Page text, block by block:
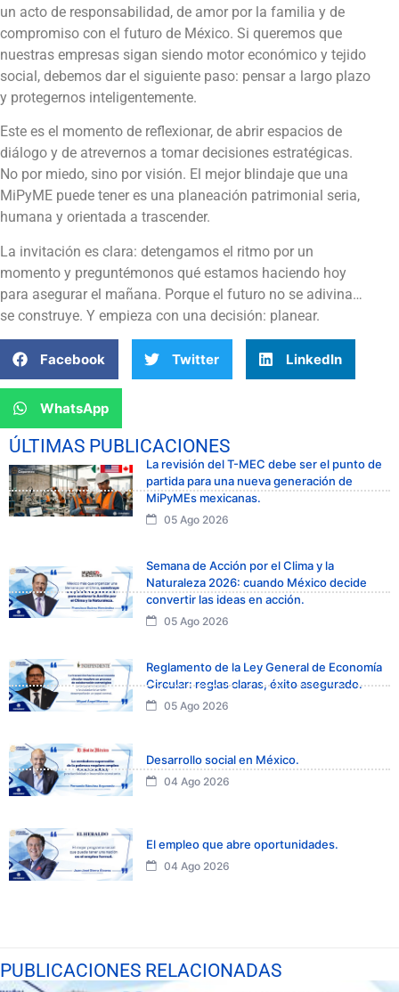
un acto de responsabilidad, de amor por la familia y de
compromiso con el futuro de México. Si queremos que
nuestras empresas sigan siendo motor económico y tejido
social, debemos dar el siguiente paso: pensar a largo plazo
y protegernos inteligentemente.
Este es el momento de reflexionar, de abrir espacios de
diálogo y de atrevernos a tomar decisiones estratégicas.
No por miedo, sino por visión. El mejor blindaje que una
MiPyME puede tener es una planeación patrimonial seria,
humana y orientada a trascender.
La invitación es clara: detengamos el ritmo por un
momento y preguntémonos qué estamos haciendo hoy
para asegurar el mañana. Porque el futuro no se adivina…
se construye. Y empieza con una decisión: planear.
Facebook Twitter LinkedIn
WhatsApp
ÚLTIMAS PUBLICACIONES
La revisión del T-MEC debe ser el punto de
partida para una nueva generación de
MiPyMEs mexicanas.
05 Ago 2026
Semana de Acción por el Clima y la
Naturaleza 2026: cuando México decide
convertir las ideas en acción.
05 Ago 2026
Reglamento de la Ley General de Economía
Circular: reglas claras, éxito asegurado.
05 Ago 2026
Desarrollo social en México.
04 Ago 2026
El empleo que abre oportunidades.
04 Ago 2026
PUBLICACIONES RELACIONADAS